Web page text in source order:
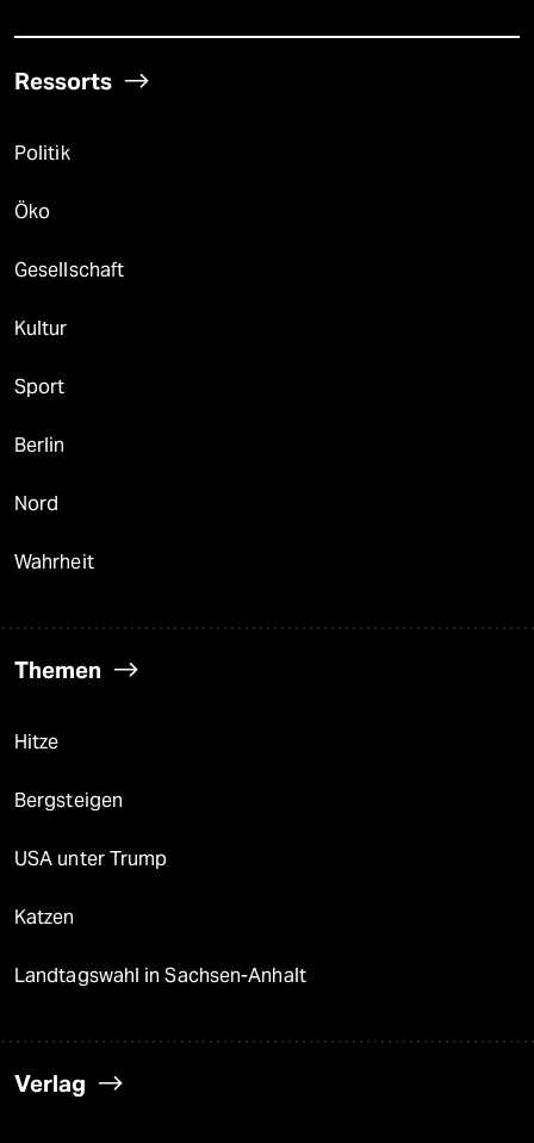
Ressorts
Politik
Öko
Gesellschaft
Kultur
Sport
Berlin
Nord
Wahrheit
Themen
Hitze
Bergsteigen
USA unter Trump
Katzen
Landtagswahl in Sachsen-Anhalt
Verlag